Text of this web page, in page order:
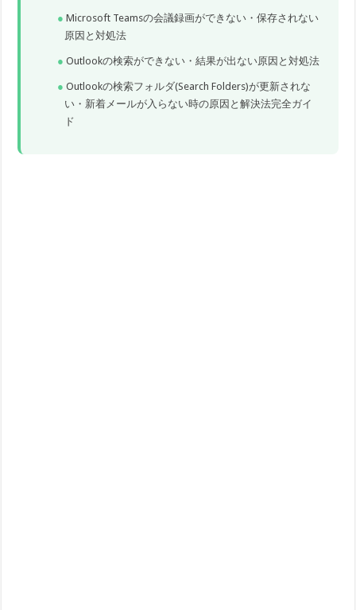
Microsoft Teamsの会議録画ができない・保存されない
原因と対処法
Outlookの検索ができない・結果が出ない原因と対処法
Outlookの検索フォルダ(Search Folders)が更新されな
い・新着メールが入らない時の原因と解決法完全ガイ
ド